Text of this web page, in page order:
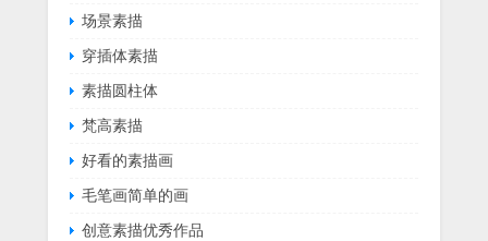
场景素描
穿插体素描
素描圆柱体
梵高素描
好看的素描画
毛笔画简单的画
创意素描优秀作品